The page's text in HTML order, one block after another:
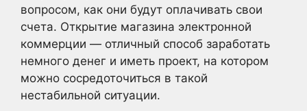
вопросом, как они будут оплачивать свои
счета. Открытие магазина электронной
коммерции — отличный способ заработать
немного денег и иметь проект, на котором
можно сосредоточиться в такой
нестабильной ситуации.